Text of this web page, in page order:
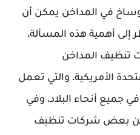
في المداخن يمكن أن
إلى أهمية هذه المسألة،
تنظيف المداخن
الأمريكية، والتي تعمل
جميع أنحاء البلاد، وفي
بعض شركات تنظيف